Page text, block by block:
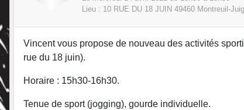
Lieu : 10 RUE DU 18 JUIN 49460 Montreuil-
Vincent vous propose de nouveau des activités
rue du 18 juin).
Horaire : 15h30-16h30.
Tenue de sport (jogging), gourde individuelle.